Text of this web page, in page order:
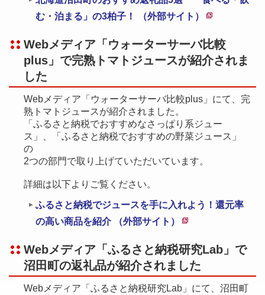
ま
む・泊まる」の3柏子！ （外部サイト）
規
ペ
ジ
開
Webメディア「ウォーターサーバ比較
plus」で完熟トマトジュースが紹介されま
した
Webメディア「ウォーターサーバ比較plus」にて、完
熟トマトジュースが紹介されました。
「ふるさと納税でおすすめなさっぱり系ジュー
ス」、「ふるさと納税でおすすめの野菜ジュース」
の
2つの部門で取り上げていただいています。
詳細は以下よりご覧ください。
ふるさと納税でジュースを手に入れよう！還元率
の高い商品を紹介 （外部サイト）
規
ペ
Webメディア「ふるさと納税研究Lab」で
沼田町の返礼品が紹介されました
Webメディア「ふるさと納税研究Lab」にて、沼田町